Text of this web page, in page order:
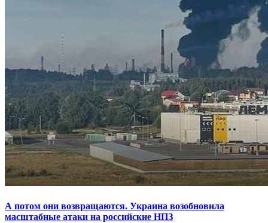
А потом они возвращаются. Украина возобновила
масштабные атаки на российские НПЗ